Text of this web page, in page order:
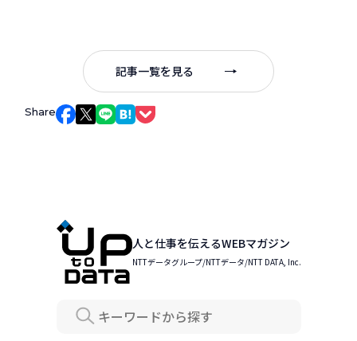
Share Facebookでシェア
Xでシェア
LINEでシェア
はてなブックマークでシェア
記事一覧を見る
人と仕事を伝えるWEBマガジン
NTTデータグループ/NTTデータ/NTT DATA, Inc.
Search